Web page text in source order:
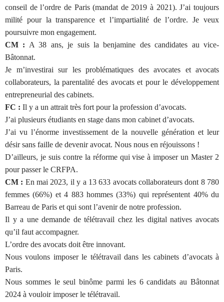
conseil de l’ordre de Paris (mandat de 2019 à 2021). J’ai toujours
milité pour la transparence et l’impartialité de l’ordre. Je veux
poursuivre mon engagement.
CM : A 38 ans, je suis la benjamine des candidates au vice-
Bâtonnat.
Je m’investirai sur les problématiques des avocates et avocats
collaborateurs, la parentalité des avocats et pour le développement
entrepreneurial des cabinets.
FC : Il y a un attrait très fort pour la profession d’avocats.
J’ai plusieurs étudiants en stage dans mon cabinet d’avocats.
J’ai vu l’énorme investissement de la nouvelle génération et leur
désir sans faille de devenir avocat. Nous nous en réjouissons !
D’ailleurs, je suis contre la réforme qui vise à imposer un Master 2
pour passer le CRFPA.
CM : En mai 2023, il y a 13 633 avocats collaborateurs dont 8 780
femmes (66%) et 4 883 hommes (33%) qui représentent 40% du
Barreau de Paris et qui sont l’avenir de notre profession.
Il y a une demande de télétravail chez les digital natives avocats
qu’il faut accompagner.
L’ordre des avocats doit être innovant.
Nous voulons imposer le télétravail dans les cabinets d’avocats à
Paris.
Nous sommes le seul binôme parmi les 6 candidats au Bâtonnat
2024 à vouloir imposer le télétravail.